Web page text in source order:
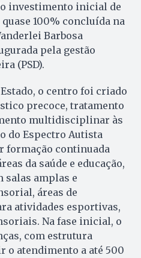
investimento inicial de
100% concluída na
Barbosa
pela gestão
(PSD).
o centro foi criado
precoce, tratamento
multidisciplinar às
do Espectro Autista
formação continuada
da saúde e educação,
salas amplas e
áreas de
atividades esportivas,
Na fase inicial, o
com estrutura
o atendimento a até 500